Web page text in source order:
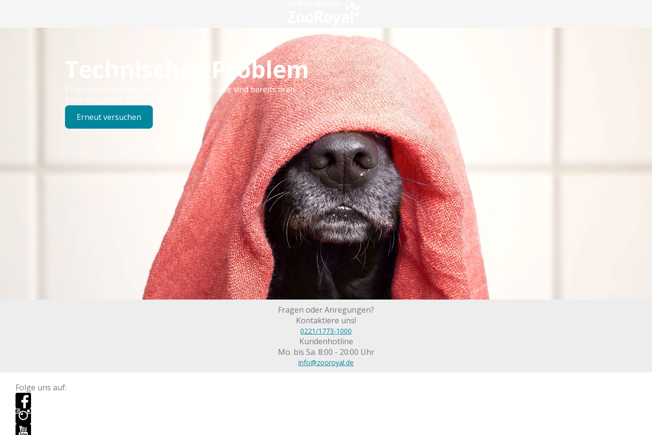
Technisches Problem
Es ist ein technischer Fehler aufgetreten – wir sind bereits dran.
Bitte versuchen Sie es später erneut.
Erneut versuchen
Fragen oder Anregungen?
Kontaktiere uns!
0221/1773-1000
Kundenhotline
Mo. bis Sa. 8:00 - 20:00 Uhr
info@zooroyal.de
Folge uns auf: